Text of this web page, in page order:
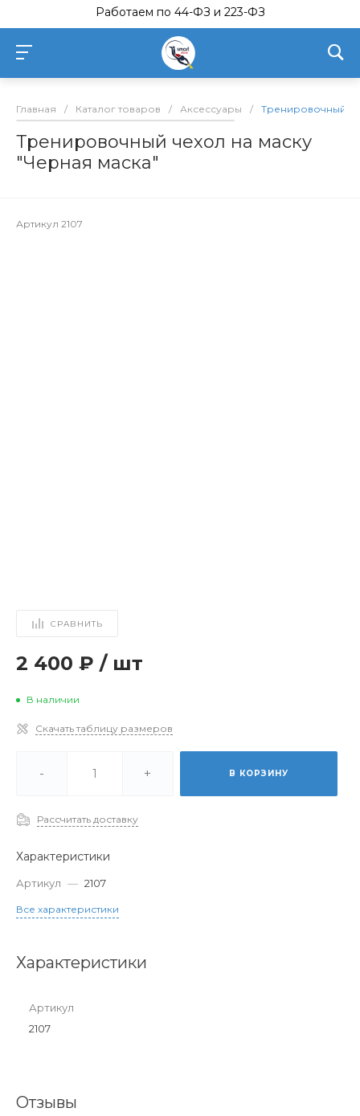
Работаем по 44-ФЗ и 223-ФЗ
Главная / Каталог товаров / Аксессуары / Тренировочный
Тренировочный чехол на маску
"Черная маска"
Артикул 2107
СРАВНИТЬ
2 400 ₽ / шт
В наличии
Скачать таблицу размеров
- + В КОРЗИНУ
Рассчитать доставку
Характеристики
Артикул — 2107
Все характеристики
Характеристики
Артикул
2107
Отзывы